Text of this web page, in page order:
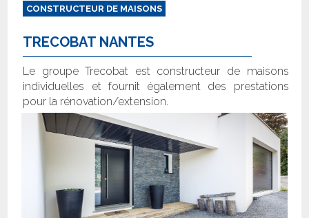
CONSTRUCTEUR DE MAISONS
TRECOBAT NANTES
Le groupe Trecobat est constructeur de maisons
individuelles et fournit également des prestations
pour la rénovation/extension.